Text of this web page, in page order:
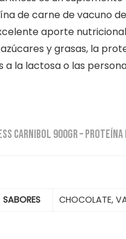
de carne de vacuno
aporte
y grasas, la
a la lactosa o las
CARNIBOL 900GR – PROTEÍNA
SABORES CHOCOLATE,